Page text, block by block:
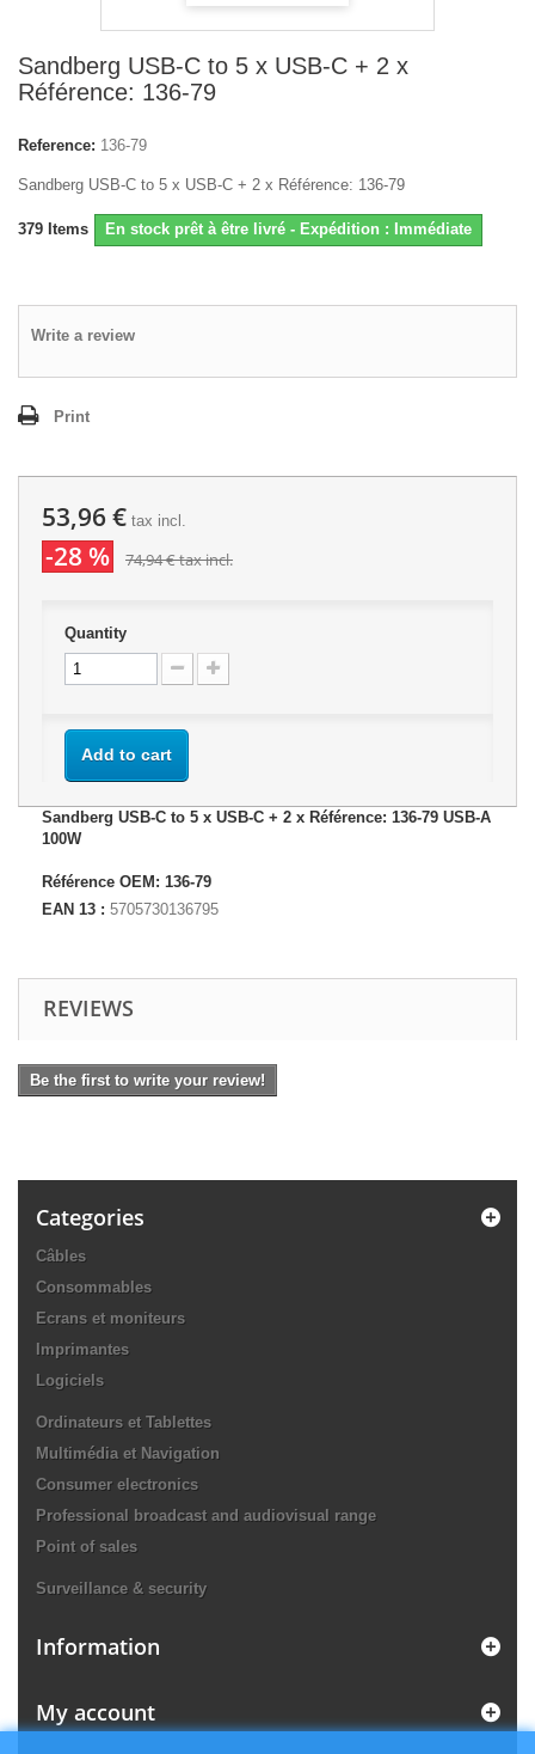
Sandberg USB-C to 5 x USB-C + 2 x
Référence: 136-79
Reference: 136-79
Sandberg USB-C to 5 x USB-C + 2 x Référence: 136-79
379 Items En stock prêt à être livré - Expédition : Immédiate
Write a review
Print
53,96 € tax incl.
-28 % 74,94 €tax incl.
Quantity
Add to cart
Sandberg USB-C to 5 x USB-C + 2 x Référence: 136-79 USB-A
100W
Référence OEM: 136-79
EAN 13 : 5705730136795
REVIEWS
Be the first to write your review!
Categories
Câbles
Consommables
Ecrans et moniteurs
Imprimantes
Logiciels
Ordinateurs et Tablettes
Multimédia et Navigation
Consumer electronics
Professional broadcast and audiovisual range
Point of sales
Surveillance & security
Information
My account